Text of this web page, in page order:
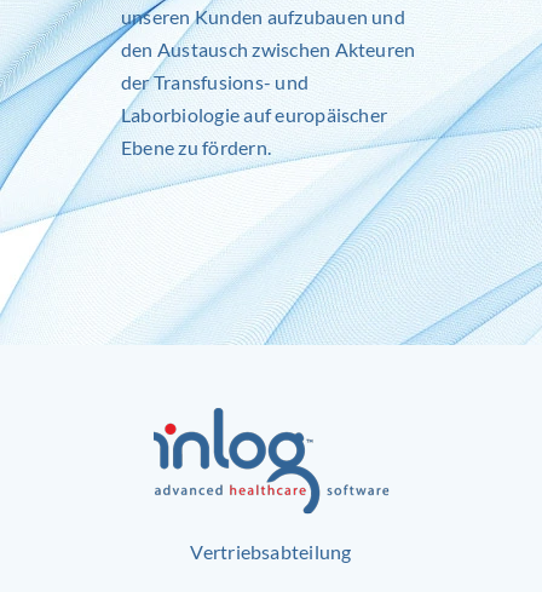
unseren Kunden aufzubauen und
den Austausch zwischen Akteuren
der Transfusions- und
Laborbiologie auf europäischer
Ebene zu fördern.
Vertriebsabteilung